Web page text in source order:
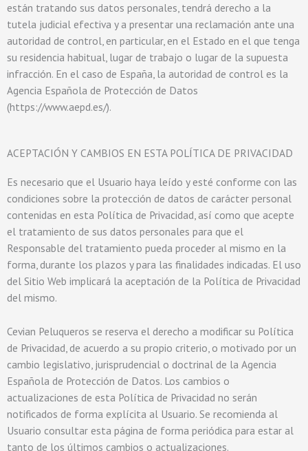
están tratando sus datos personales, tendrá derecho a la
tutela judicial efectiva y a presentar una reclamación ante una
autoridad de control, en particular, en el Estado en el que tenga
su residencia habitual, lugar de trabajo o lugar de la supuesta
infracción. En el caso de España, la autoridad de control es la
Agencia Española de Protección de Datos
(https://www.aepd.es/).
ACEPTACIÓN Y CAMBIOS EN ESTA POLÍTICA DE PRIVACIDAD
Es necesario que el Usuario haya leído y esté conforme con las
condiciones sobre la protección de datos de carácter personal
contenidas en esta Política de Privacidad, así como que acepte
el tratamiento de sus datos personales para que el
Responsable del tratamiento pueda proceder al mismo en la
forma, durante los plazos y para las finalidades indicadas. El uso
del Sitio Web implicará la aceptación de la Política de Privacidad
del mismo.
Cevian Peluqueros se reserva el derecho a modificar su Política
de Privacidad, de acuerdo a su propio criterio, o motivado por un
cambio legislativo, jurisprudencial o doctrinal de la Agencia
Española de Protección de Datos. Los cambios o
actualizaciones de esta Política de Privacidad no serán
notificados de forma explícita al Usuario. Se recomienda al
Usuario consultar esta página de forma periódica para estar al
tanto de los últimos cambios o actualizaciones.